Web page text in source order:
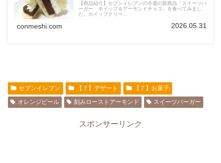
【商品紹介】セブンイレブンの今週の新商品「スイーツバ
ーガー ホイップ＆アーモンドチョコ」を食べてみまし
た。ホイップクリー...
conmeshi.com 2026.05.31
セブンイレブン 【７】デザート
【７】お菓子
オレンジピール
刻みローストアーモンド スイーツバーガー
スポンサーリンク